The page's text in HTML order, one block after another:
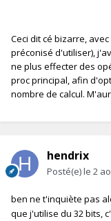
Ceci dit cé bizarre,
préconisé d'utiliser),
ne plus effecter des
proc principal, afin
nombre de calcul.
hendrix
Posté(e)le 2
ben ne t'inquiète pas
que j'utilise du 32 bits,